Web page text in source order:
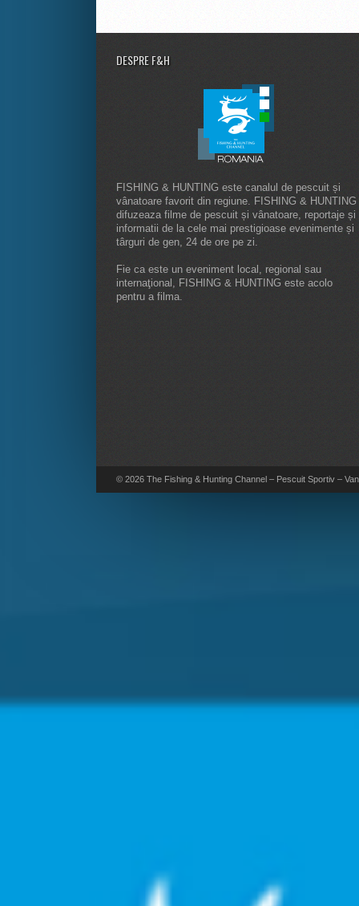
DESPRE F&H
FISHING & HUNTING este canalul de pescuit și
vânatoare favorit din regiune. FISHING & HUNTING
difuzeaza filme de pescuit și vânatoare, reportaje și
informatii de la cele mai prestigioase evenimente și
târguri de gen, 24 de ore pe zi.
Fie ca este un eveniment local, regional sau
internaţional, FISHING & HUNTING este acolo
pentru a filma.
© 2026 The Fishing & Hunting Channel – Pescuit Sportiv –